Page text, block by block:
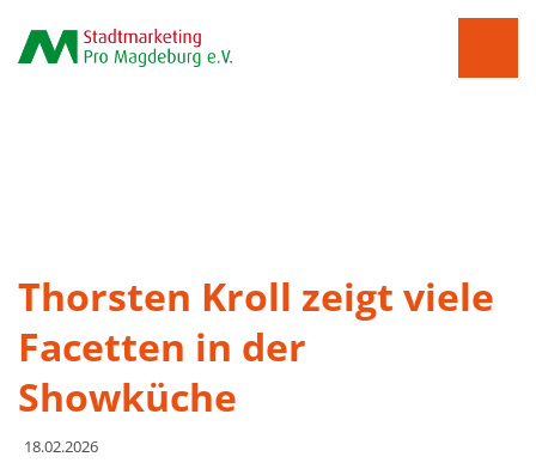
Thorsten Kroll zeigt viele
Facetten in der
Showküche
18.02.2026